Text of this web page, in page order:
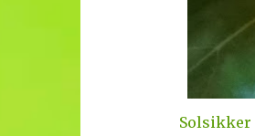
Solsikker